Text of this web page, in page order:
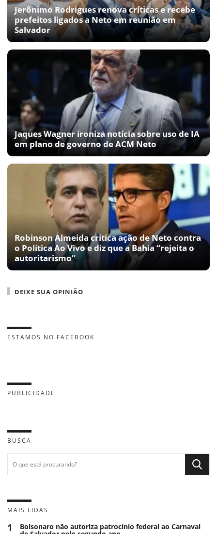
Jerônimo Rodrigues renova críticas e recebe
prefeitos ligados a Neto em reunião em
Salvador
Jaques Wagner ironiza notícia sobre uso de IA
em plano de governo de ACM Neto
Robinson Almeida critica ação de Neto contra
o Política Ao Vivo e diz que a Bahia “rejeita o
autoritarismo”
DEIXE SUA OPINIÃO
ESTAMOS NO FACEBOOK
PUBLICIDADE
BUSCA
MAIS LIDAS
1 Bolsonaro não autoriza patrocínio federal ao Carnaval